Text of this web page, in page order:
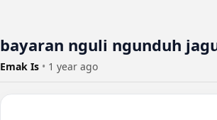
bayaran nguli ngunduh
Emak Is • 1 year ago